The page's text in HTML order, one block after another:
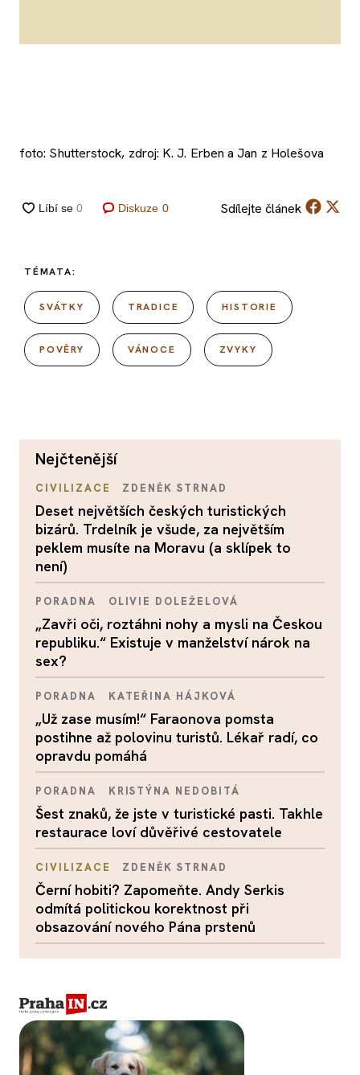
foto: Shutterstock, zdroj: K. J. Erben a Jan z Holešova
Diskuze 0 Sdílejte článek
TÉMATA:
SVÁTKY TRADICE HISTORIE
POVĚRY VÁNOCE ZVYKY
nejčtenější
CIVILIZACE ZDENĚK STRNAD
Deset největších českých turistických
bizárů. Trdelník je všude, za největším
peklem musíte na Moravu (a sklípek to
není)
PORADNA OLIVIE DOLEŽELOVÁ
„Zavři oči, roztáhni nohy a mysli na Českou
republiku.“ Existuje v manželství nárok na
sex?
PORADNA KATEŘINA HÁJKOVÁ
„Už zase musím!“ Faraonova pomsta
postihne až polovinu turistů. Lékař radí, co
opravdu pomáhá
PORADNA KRISTÝNA NEDOBITÁ
Šest znaků, že jste v turistické pasti. Takhle
restaurace loví důvěřivé cestovatele
CIVILIZACE ZDENĚK STRNAD
Černí hobiti? Zapomeňte. Andy Serkis
odmítá politickou korektnost při
obsazování nového Pána prstenů